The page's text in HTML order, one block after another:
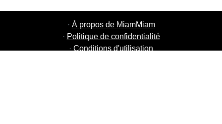
· À propos de MiamMiam
· Politique de confidentialité
· Conditions d'utilisation